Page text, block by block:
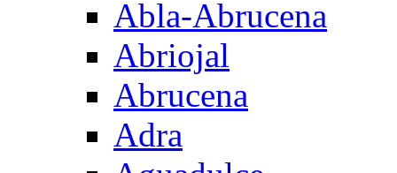
Abla-Abrucena
Abriojal
Abrucena
Adra